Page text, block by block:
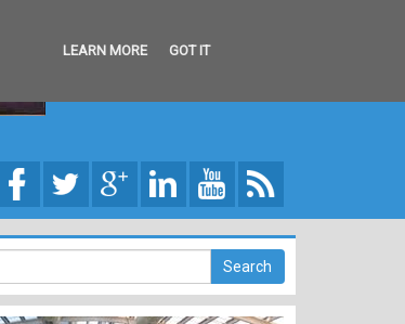
LEARN MORE GOT IT